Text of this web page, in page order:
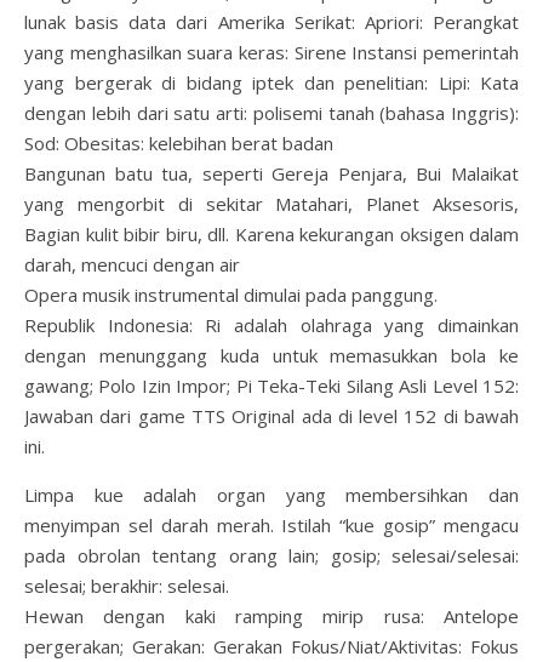
lunak basis data dari Amerika Serikat: Apriori: Perangkat
yang menghasilkan suara keras: Sirene Instansi pemerintah
yang bergerak di bidang iptek dan penelitian: Lipi: Kata
dengan lebih dari satu arti: polisemi tanah (bahasa Inggris):
Sod: Obesitas: kelebihan berat badan
Bangunan batu tua, seperti Gereja Penjara, Bui Malaikat
yang mengorbit di sekitar Matahari, Planet Aksesoris,
Bagian kulit bibir biru, dll. Karena kekurangan oksigen dalam
darah, mencuci dengan air
Opera musik instrumental dimulai pada panggung.
Republik Indonesia: Ri adalah olahraga yang dimainkan
dengan menunggang kuda untuk memasukkan bola ke
gawang; Polo Izin Impor; Pi Teka-Teki Silang Asli Level 152:
Jawaban dari game TTS Original ada di level 152 di bawah
ini.
Limpa kue adalah organ yang membersihkan dan
menyimpan sel darah merah. Istilah “kue gosip” mengacu
pada obrolan tentang orang lain; gosip; selesai/selesai:
selesai; berakhir: selesai.
Hewan dengan kaki ramping mirip rusa: Antelope
pergerakan; Gerakan: Gerakan Fokus/Niat/Aktivitas: Fokus